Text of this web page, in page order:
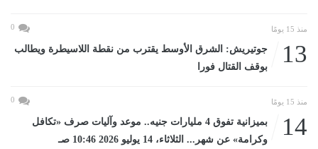
منذ 15 يومًا 0
13
جوتيريش: الشرق الأوسط يقترب من نقطة اللاسيطرة ويطالب
بوقف القتال فورا
منذ 15 يومًا 0
14
بميزانية تفوق 4 مليارات جنيه.. موعد وآليات صرف «تكافل
وكرامة» عن شهر... الثلاثاء، 14 يوليو 2026 10:46 صـ